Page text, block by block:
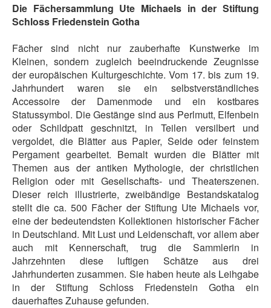
Die Fächersammlung Ute Michaels in der Stiftung
Schloss Friedenstein Gotha
Fächer sind nicht nur zauberhafte Kunstwerke im
Kleinen, sondern zugleich beeindruckende Zeugnisse
der europäischen Kulturgeschichte. Vom 17. bis zum 19.
Jahrhundert waren sie ein selbstverständliches
Accessoire der Damenmode und ein kostbares
Statussymbol. Die Gestänge sind aus Perlmutt, Elfenbein
oder Schildpatt geschnitzt, in Teilen versilbert und
vergoldet, die Blätter aus Papier, Seide oder feinstem
Pergament gearbeitet. Bemalt wurden die Blätter mit
Themen aus der antiken Mythologie, der christlichen
Religion oder mit Gesellschafts- und Theaterszenen.
Dieser reich illustrierte, zweibändige Bestandskatalog
stellt die ca. 500 Fächer der Stiftung Ute Michaels vor,
eine der bedeutendsten Kollektionen historischer Fächer
in Deutschland. Mit Lust und Leidenschaft, vor allem aber
auch mit Kennerschaft, trug die Sammlerin in
Jahrzehnten diese luftigen Schätze aus drei
Jahrhunderten zusammen. Sie haben heute als Leihgabe
in der Stiftung Schloss Friedenstein Gotha ein
dauerhaftes Zuhause gefunden.